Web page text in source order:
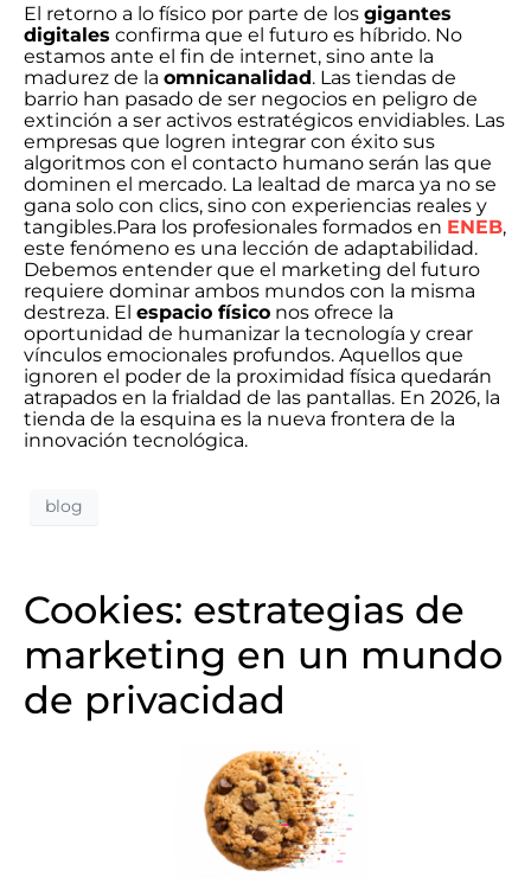
El retorno a lo físico por parte de los gigantes
digitales confirma que el futuro es híbrido. No
estamos ante el fin de internet, sino ante la
madurez de la omnicanalidad. Las tiendas de
barrio han pasado de ser negocios en peligro de
extinción a ser activos estratégicos envidiables. Las
empresas que logren integrar con éxito sus
algoritmos con el contacto humano serán las que
dominen el mercado. La lealtad de marca ya no se
gana solo con clics, sino con experiencias reales y
tangibles.Para los profesionales formados en ENEB,
este fenómeno es una lección de adaptabilidad.
Debemos entender que el marketing del futuro
requiere dominar ambos mundos con la misma
destreza. El espacio físico nos ofrece la
oportunidad de humanizar la tecnología y crear
vínculos emocionales profundos. Aquellos que
ignoren el poder de la proximidad física quedarán
atrapados en la frialdad de las pantallas. En 2026, la
tienda de la esquina es la nueva frontera de la
innovación tecnológica.
blog
Cookies: estrategias de
marketing en un mundo
de privacidad